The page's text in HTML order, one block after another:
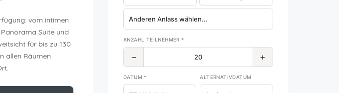
vom intimen
Suite und
für bis zu 130
allen Räumen
ANZAHL TEILNEHMER *
− +
DATUM * ALTERNATIVDATUM